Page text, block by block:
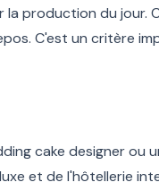
production du jour.
C'est un critère
cake designer ou
et de l'hôtellerie